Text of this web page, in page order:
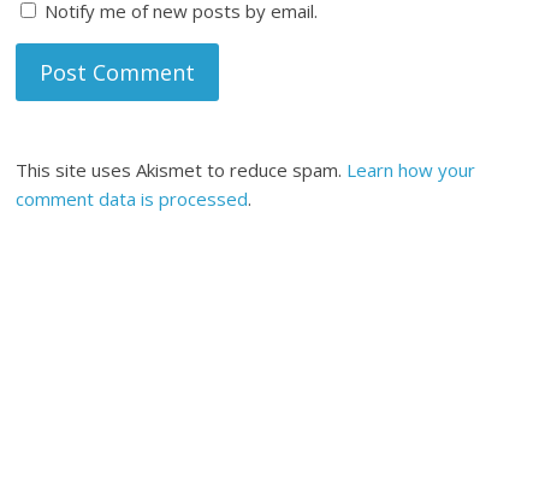
Notify me of new posts by email.
This site uses Akismet to reduce spam. Learn how your
comment data is processed.